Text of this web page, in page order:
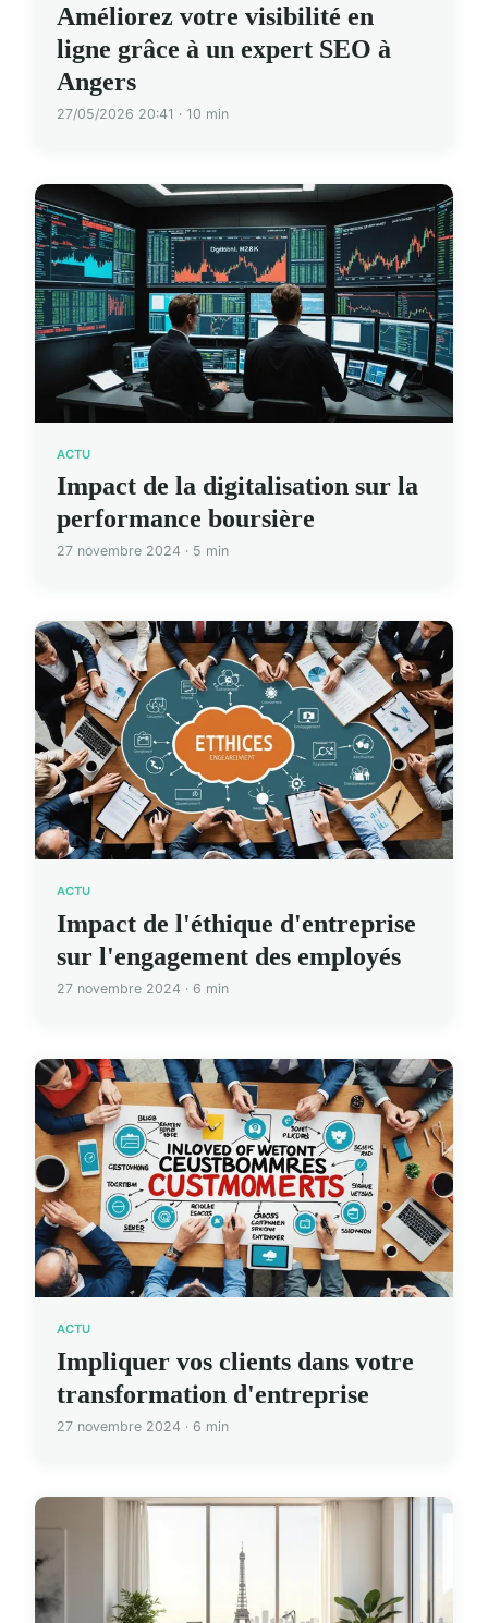
Améliorez votre visibilité en
ligne grâce à un expert SEO à
Angers
27/05/2026 20:41 · 10 min
ACTU
Impact de la digitalisation sur la
performance boursière
27 novembre 2024 · 5 min
ACTU
Impact de l'éthique d'entreprise
sur l'engagement des employés
27 novembre 2024 · 6 min
ACTU
Impliquer vos clients dans votre
transformation d'entreprise
27 novembre 2024 · 6 min